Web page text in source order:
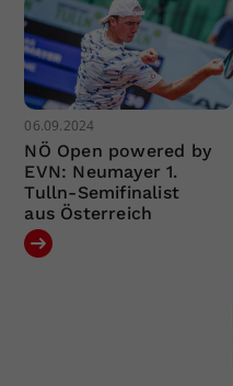
06.09.2024
NÖ Open powered by
EVN: Neumayer 1.
Tulln-Semifinalist
aus Österreich